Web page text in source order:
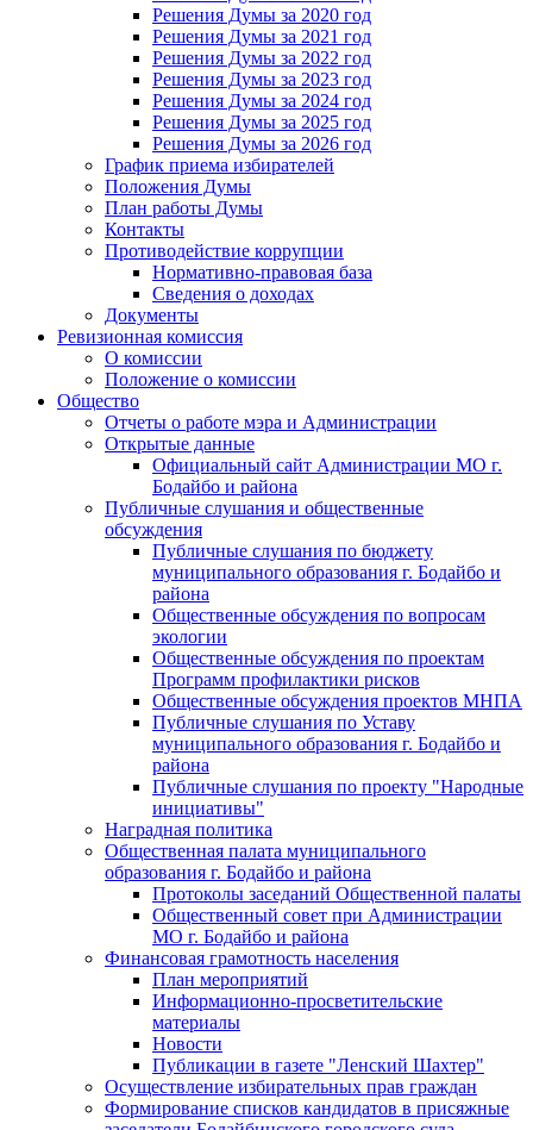
Решения Думы за 2020 год
Решения Думы за 2021 год
Решения Думы за 2022 год
Решения Думы за 2023 год
Решения Думы за 2024 год
Решения Думы за 2025 год
Решения Думы за 2026 год
График приема избирателей
Положения Думы
План работы Думы
Контакты
Противодействие коррупции
Нормативно-правовая база
Сведения о доходах
Документы
Ревизионная комиссия
О комиссии
Положение о комиссии
Общество
Отчеты о работе мэра и Администрации
Открытые данные
Официальный сайт Администрации МО г.
Бодайбо и района
Публичные слушания и общественные
обсуждения
Публичные слушания по бюджету
муниципального образования г. Бодайбо и
района
Общественные обсуждения по вопросам
экологии
Общественные обсуждения по проектам
Программ профилактики рисков
Общественные обсуждения проектов МНПА
Публичные слушания по Уставу
муниципального образования г. Бодайбо и
района
Публичные слушания по проекту "Народные
инициативы"
Наградная политика
Общественная палата муниципального
образования г. Бодайбо и района
Протоколы заседаний Общественной палаты
Общественный совет при Администрации
МО г. Бодайбо и района
Финансовая грамотность населения
План мероприятий
Информационно-просветительские
материалы
Новости
Публикации в газете "Ленский Шахтер"
Осуществление избирательных прав граждан
Формирование списков кандидатов в присяжные